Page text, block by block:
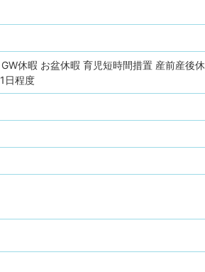
GW休暇 お盆休暇 育児短時間措置 産前産後
日程度